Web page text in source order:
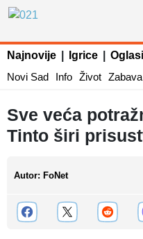
Najnovije Igrice
Novi Sad
Info Život Zabava
Sve veća
Tinto širi
Autor: FoNet